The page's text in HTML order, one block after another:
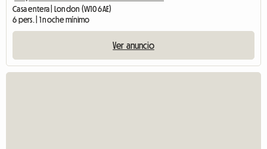
Casa entera | London (W10 6AE)
6 pers. | 1 noche mínimo
Ver anuncio